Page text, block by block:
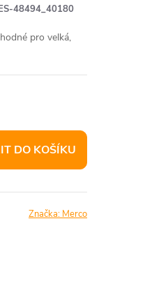
48494_40180
pro velká,
DO KOŠÍKU
Značka: Merco